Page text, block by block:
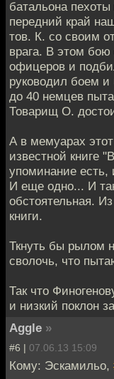
батальона
передний край
тов. К. со своим
врага. В этом бою
офицеров и
руководил боем и
до 40 немцев
Товарищ О.
А в мемуарах
известной книге
упоминание есть,
И еще одно... И
обстоятельная.
книги.
Ткнуть бы рылом
сволочь, что
Так что
и низкий поклон
Aggle »
#6 | 07.06.13 15:09
Кому: Эскамильо,